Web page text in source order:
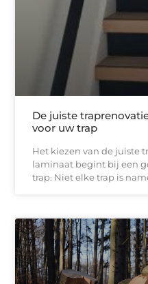
De juiste
voor uw trap
Het kiezen van de juiste
laminaat begint bij een
trap. Niet elke trap is